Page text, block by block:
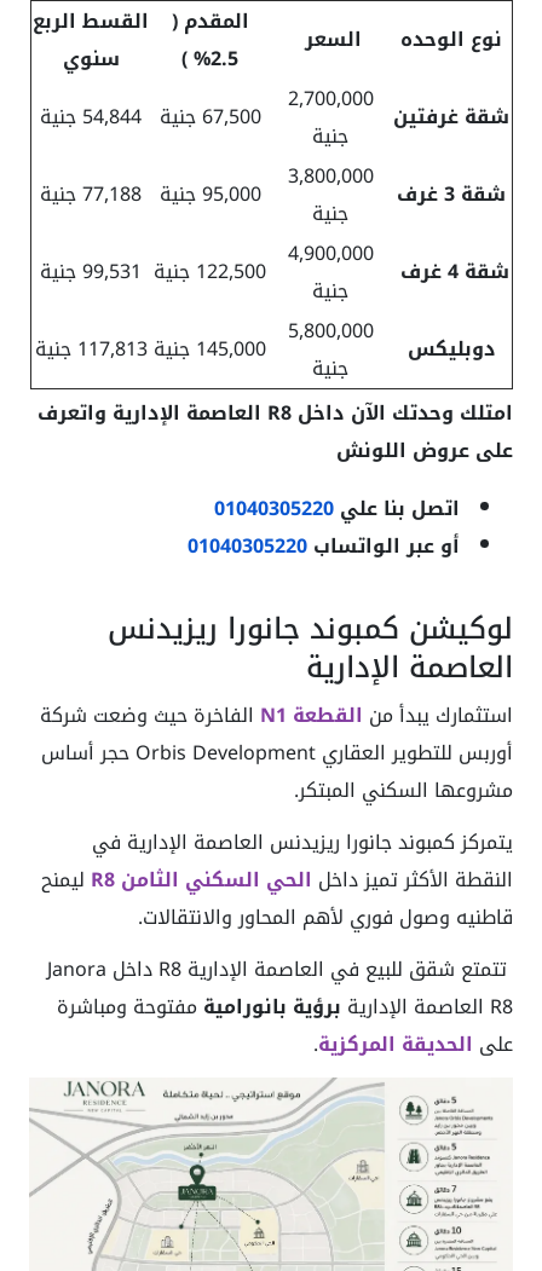
نوع الوحده السعر
المقدم (
2.5% )
القسط الربع
سنوي
شقة غرفتين 2,700,000
جنية
67,500 جنية 54,844 جنية
شقة 3 غرف
3,800,000
جنية
95,000 جنية 77,188 جنية
شقة 4 غرف
4,900,000
جنية
122,500 جنية 99,531 جنية
دوبليكس
5,800,000
جنية
145,000 جنية
117,813 جنية
امتلك وحدتك الآن داخل R8 العاصمة الإدارية واتعرف
على عروض اللونش
اتصل بنا علي01040305220
أو عبر الواتساب01040305220
لوكيشن كمبوند جانورا ريزيدنس
العاصمة الإدارية
استثمارك يبدأ من القطعة N1
الفاخرة حيث وضعت شركة
أوربس للتطوير العقاري Orbis Development حجر أساس
مشروعها السكني المبتكر.
يتمركز كمبوند جانورا ريزيدنس العاصمة الإدارية في
النقطة الأكثر تميز داخل الحي السكني الثامن R8
ليمنح
قاطنيه وصول فوري لأهم المحاور والانتقالات.
تتمتع شقق للبيع في العاصمة الإدارية R8 داخل Janora
R8 العاصمة الإدارية
برؤية بانورامية مفتوحة ومباشرة
على الحديقة المركزية.